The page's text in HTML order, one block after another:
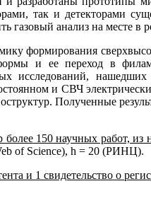
так и детекторами
газовый анализ на месте в
формирования
и ее переход в
исследований,
и СВЧ
Полученные
150 научных работ,
of Science), h = 20 (РИНЦ).
и 1 свидетельство о